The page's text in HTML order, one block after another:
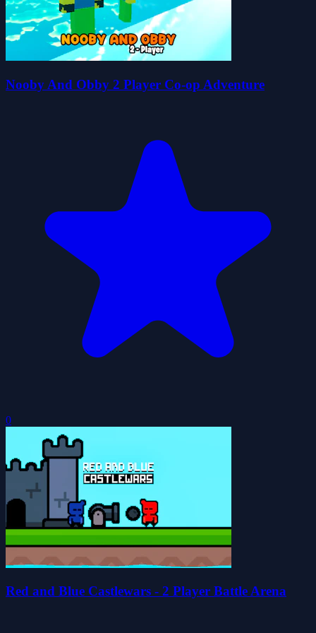
Nooby And Obby 2 Player Co-op Adventure
0
Red and Blue Castlewars - 2 Player Battle Arena